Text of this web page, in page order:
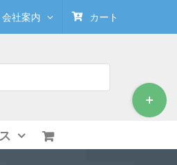
会社案内 カート
Toggle
Sliding
Bar